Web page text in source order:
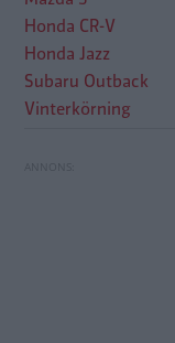
Honda CR-V
Honda Jazz
Subaru Outback
Vinterkörning